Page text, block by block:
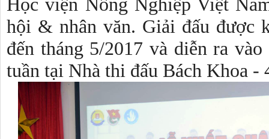
hội & nhân văn. Giải đấu được
đến tháng 5/2017 và diễn ra
tuần tại Nhà thi đấu Bách Khoa -